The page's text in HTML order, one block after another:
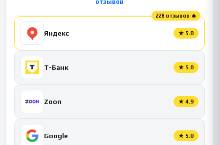
отзывов
228 отзывов 🔥
Яндекс ★ 5.0
Т-Банк ★ 5.0
Zoon ★ 4.9
Google ★ 5.0